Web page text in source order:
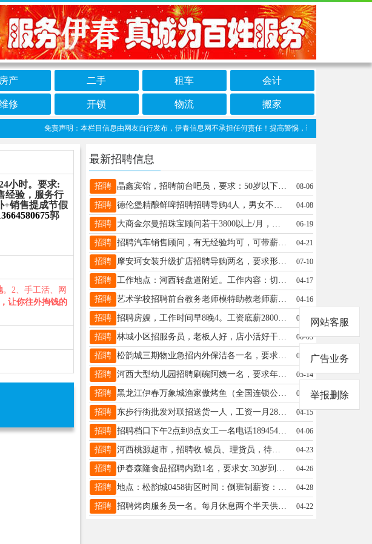
房产 二手 租车 会计
修 开锁 物流 搬家
免责声明：本栏目信息由网友自行发布，伊春信息网不承担任何责任！提高警惕，谨防诈骗！做推广、做
小时。要求:
经验，服务行
+销售提成节假
郭
。2、手工活、网
让你往外掏钱的
最新招聘信息
招聘 晶鑫宾馆，招聘前台吧员，要求：50岁以下，会简单操作电脑，3200底薪+提成，电话：15604586855，地址：中亚和平小区孙女士16604588788 08-06
招聘 德伦堡精酿鲜啤招聘招聘导购4人，男女不限要求:年龄30-40岁，会简单电脑收银操作，有团队精神，听从安排！勤奋上进.薪资待遇:底薪3500+（满勤+餐补）早晚倒班+月休2天+节日福利笑笑18345888737 04-08
招聘 大商金尔曼招珠宝顾问若干3800以上/月，负责门店销售。社保，晋升空间，带薪培训，带薪休假应聘标准：有销售经验优先，公司给予平台，提供学习机会，有较强的沟通能力，有责任心。电话13846633003梅女士梅蕾13846633003 06-19
招聘 招聘汽车销售顾问，有无经验均可，可带薪培训，地址伊春市第五医院对面哈弗汽车店，联系电话13354580082刘经理13354580082 04-21
招聘 摩安珂女装升级扩店招聘导购两名，要求形象好气质佳有经验优先，年龄20-40岁，上下午倒班工作轻松不累李19604580990 07-10
招聘 工作地点：河西转盘道附近。工作内容：切菜配菜、刷餐具、收拾卫生王先生18249871050 04-17
招聘 艺术学校招聘前台教务老师模特助教老师薪资待遇好工作环境好微信电话同步15804587036萱萱18545488177 04-16
招聘 招聘房嫂，工作时间早8晚4。工资底薪2800➕奖金500➕过节补贴➕工作满一年底薪➕100，招长期，要求人品好，工作认真负责。联系电话：13314585635文13314585635 06-24
招聘 林城小区招服务员，老板人好，店小活好干，月薪4500，早九晚九赵女士13845849288 06-05
招聘 松韵城三期物业急招内外保洁各一名，要求年龄58岁以下，身体健康，月工资2000元，有意者联系：13945871345吕站13945871345 04-23
招聘 河西大型幼儿园招聘刷碗阿姨一名，要求年龄40-55之间，干活干净利落，周末双休，联系人：李园长,15245886933李洋洋15245886933 05-14
招聘 黑龙江伊春万象城渔家傲烤鱼（全国连锁公司直营店）前厅招聘各岗位人员店长:工资6000～10000+吧员：工资3500～5000服务员：工资3200～5000传菜员：工资3200～50001/每月三整天带薪休息2/管理岗享受/绩效奖金/超额奖金/纯利润奖金3/供住寝室离工作地点10分钟内路程，具备热水器，环境优。4/营业额日提成，当天就能拿到钱。5/工作地点：黑龙江伊春万象城渔家傲烤鱼备注:开业时间预计12号,7号上班。联系电话☎️:151-1460-5640（冯经理）冯经理17345616168 08-04
招聘 东步行街批发对联招送货一人，工资一月2800。周女士18045883008 04-15
招聘 招聘档口下午2点到8点女工一名电话18945461608段18945461608 04-06
招聘 河西桃源超市，招聘收.银员、理货员，待遇优厚，工资面议(提供两顿工作餐)！有意者电联,非诚勿扰！贾女士15704589979 04-23
招聘 伊春森隆食品招聘内勤1名，要求女.30岁到40岁，会办公自动化，会用友软件，联系电话18645891888联系电话：18645891888陶总18645891888 04-26
招聘 地点：松韵城0458街区时间：倒班制薪资：3000~5000上不封顶要求：有销售经验，沟通能力强，热情大方！联系电话：13766727252经理13766727252 04-28
招聘 招聘烤肉服务员一名。每月休息两个半天供吃工资面议地址：清华名寓老夜市里联系电话:17845589997张女士17845589997 04-22
网站客服
广告业务
举报删除